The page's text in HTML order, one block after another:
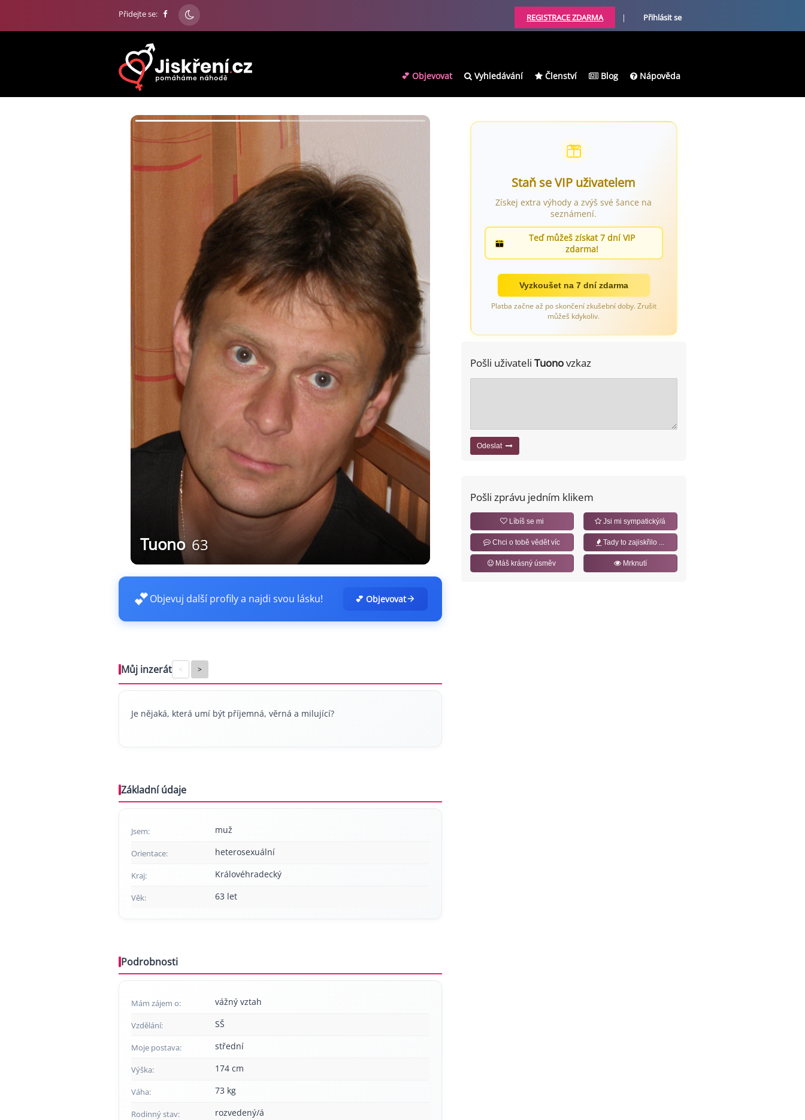
Přidejte se: REGISTRACE ZDARMA | Přihlásit se
💕 Objevovat Vyhledávání Členství Blog Nápověda
Tuono 63
💕Objevuj další profily a najdi svou lásku! 💕 Objevovat
Můj inzerát < >
Je nějaká, která umí být příjemná, věrná a milující?
Základní údaje
Jsem: muž
Orientace: heterosexuální
Kraj: Královéhradecký
Věk: 63 let
Podrobnosti
Mám zájem o: vážný vztah
Vzdělání: SŠ
Moje postava: střední
Výška: 174 cm
Váha: 73 kg
Rodinný stav: rozvedený/á
Staň se VIP uživatelem
Získej extra výhody a zvýš své šance na
seznámení.
Teď můžeš získat 7 dní VIP
zdarma!
Vyzkoušet na 7 dní zdarma
Platba začne až po skončení zkušební doby. Zrušit
můžeš kdykoliv.
Pošli uživateli Tuonovzkaz
Odeslat
Pošli zprávu jedním klikem
Líbíš se mi Jsi mi sympatický/á
Chci o tobě vědět víc Tady to zajiskřilo ...
Máš krásný úsměv Mrknutí